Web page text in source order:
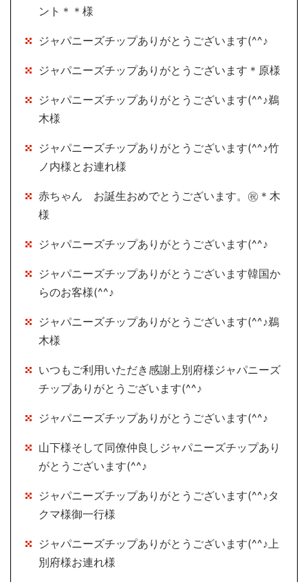
ント＊＊様
ジャパニーズチップありがとうございます(^^♪
ジャパニーズチップありがとうございます＊原様
ジャパニーズチップありがとうございます(^^♪鵜
木様
ジャパニーズチップありがとうございます(^^♪竹
ノ内様とお連れ様
赤ちゃん お誕生おめでとうございます。㊗＊木
様
ジャパニーズチップありがとうございます(^^♪
ジャパニーズチップありがとうございます韓国か
らのお客様(^^♪
ジャパニーズチップありがとうございます(^^♪鵜
木様
いつもご利用いただき感謝上別府様ジャパニーズ
チップありがとうございます(^^♪
ジャパニーズチップありがとうございます(^^♪
山下様そして同僚仲良しジャパニーズチップあり
がとうございます(^^♪
ジャパニーズチップありがとうございます(^^♪タ
クマ様御一行様
ジャパニーズチップありがとうございます(^^♪上
別府様お連れ様